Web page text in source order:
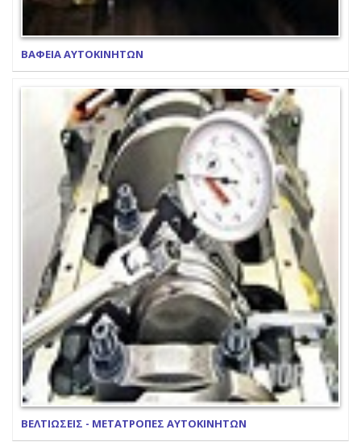
ΒΑΦΕΙΑ ΑΥΤΟΚΙΝΗΤΩΝ
ΒΕΛΤΙΩΣΕΙΣ - ΜΕΤΑΤΡΟΠΕΣ ΑΥΤΟΚΙΝΗΤΩΝ